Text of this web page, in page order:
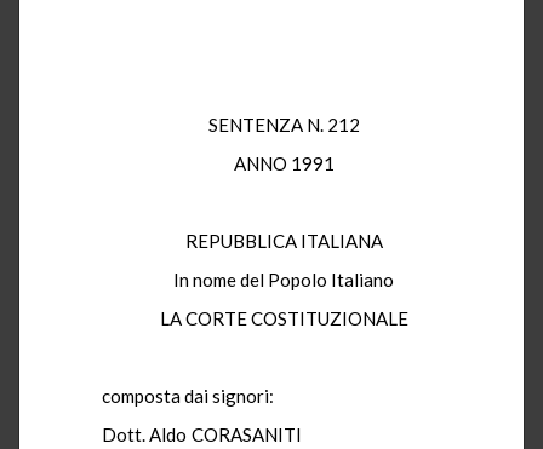
SENTENZA N. 212
ANNO 1991
REPUBBLICA ITALIANA
In nome del Popolo Italiano
LA CORTE COSTITUZIONALE
composta dai signori:
Dott. Aldo CORASANITI